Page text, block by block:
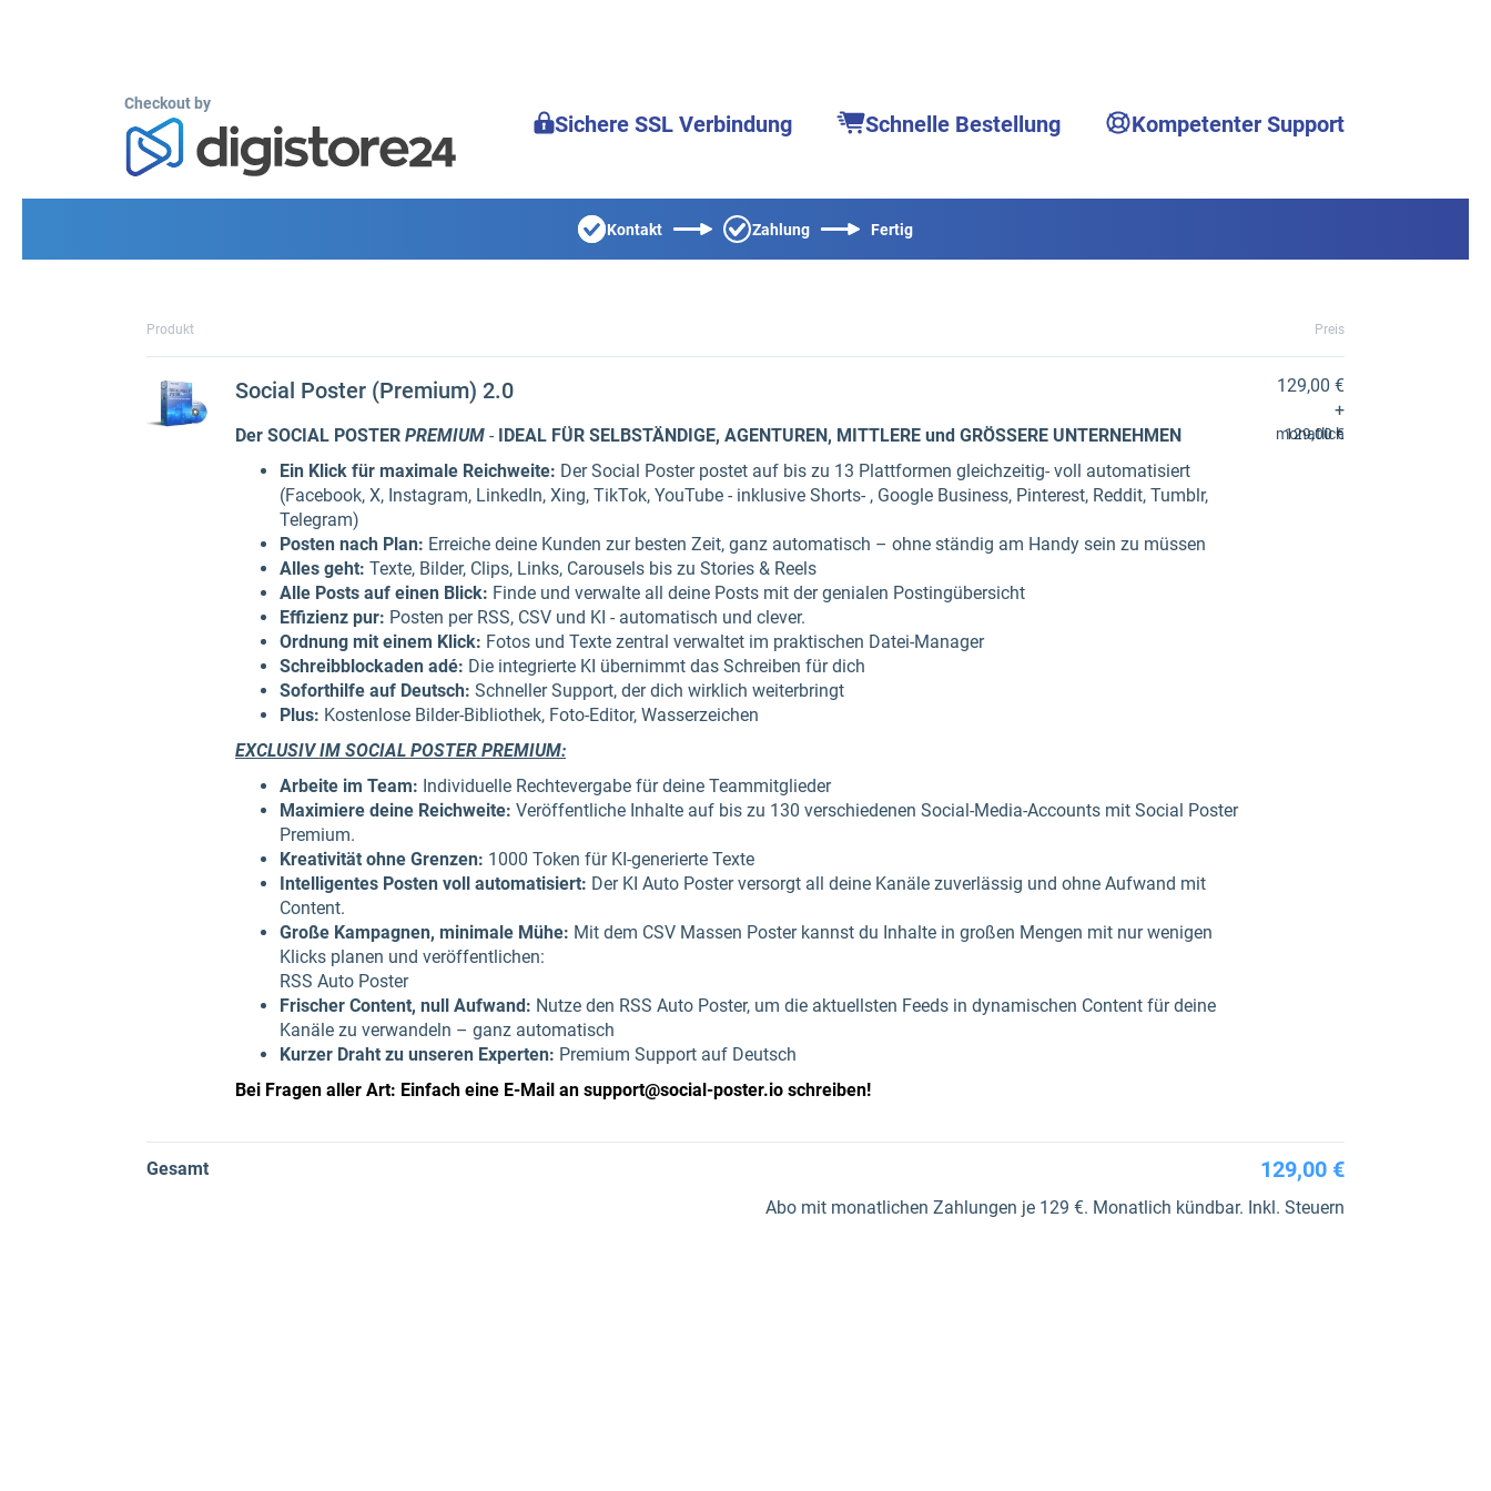
Checkout by
Sichere SSL Verbindung Schnelle Bestellung Kompetenter Support
Kontakt Zahlung Fertig
Produkt Preis
Social Poster (Premium) 2.0
Der SOCIAL POSTER PREMIUM - IDEAL FÜR SELBSTÄNDIGE, AGENTUREN, MITTLERE und GRÖSSERE UNTERNEHMEN
Ein Klick für maximale Reichweite: Der Social Poster postet auf bis zu 13 Plattformen gleichzeitig- voll automatisiert
(Facebook, X, Instagram, LinkedIn, Xing, TikTok, YouTube - inklusive Shorts- , Google Business, Pinterest, Reddit, Tumblr,
Telegram)
Posten nach Plan: Erreiche deine Kunden zur besten Zeit, ganz automatisch – ohne ständig am Handy sein zu müssen
Alles geht: Texte, Bilder, Clips, Links, Carousels bis zu Stories & Reels
Alle Posts auf einen Blick: Finde und verwalte all deine Posts mit der genialen Postingübersicht
Effizienz pur: Posten per RSS, CSV und KI - automatisch und clever.
Ordnung mit einem Klick: Fotos und Texte zentral verwaltet im praktischen Datei-Manager
Schreibblockaden adé: Die integrierte KI übernimmt das Schreiben für dich
Soforthilfe auf Deutsch: Schneller Support, der dich wirklich weiterbringt
Plus: Kostenlose Bilder-Bibliothek, Foto-Editor, Wasserzeichen
EXCLUSIV IM SOCIAL POSTER PREMIUM:
Arbeite im Team: Individuelle Rechtevergabe für deine Teammitglieder
Maximiere deine Reichweite: Veröffentliche Inhalte auf bis zu 130 verschiedenen Social-Media-Accounts mit Social Poster
Premium.
Kreativität ohne Grenzen: 1000 Token für KI-generierte Texte
Intelligentes Posten voll automatisiert: Der KI Auto Poster versorgt all deine Kanäle zuverlässig und ohne Aufwand mit
Content.
Große Kampagnen, minimale Mühe: Mit dem CSV Massen Poster kannst du Inhalte in großen Mengen mit nur wenigen
Klicks planen und veröffentlichen:
RSS Auto Poster
Frischer Content, null Aufwand: Nutze den RSS Auto Poster, um die aktuellsten Feeds in dynamischen Content für deine
Kanäle zu verwandeln – ganz automatisch
Kurzer Draht zu unseren Experten: Premium Support auf Deutsch
Bei Fragen aller Art: Einfach eine E-Mail an support@social-poster.io schreiben!
129,00 €
+
129,00 €
monatlich
Gesamt 129,00 €
Abo mit monatlichen Zahlungen je 129 €. Monatlich kündbar. Inkl. Steuern